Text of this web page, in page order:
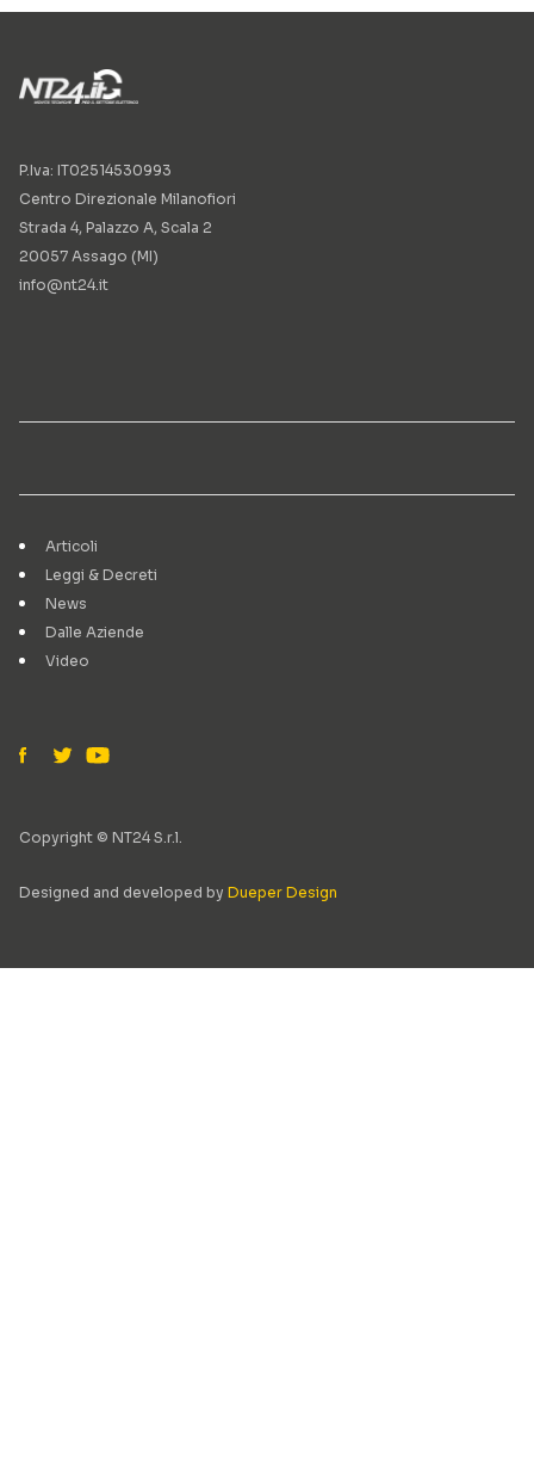
P.Iva: IT02514530993
Centro Direzionale Milanofiori
Strada 4, Palazzo A, Scala 2
20057 Assago (MI)
info@nt24.it
Articoli
Leggi & Decreti
News
Dalle Aziende
Video
Copyright © NT24 S.r.l.
Designed and developed by Dueper Design